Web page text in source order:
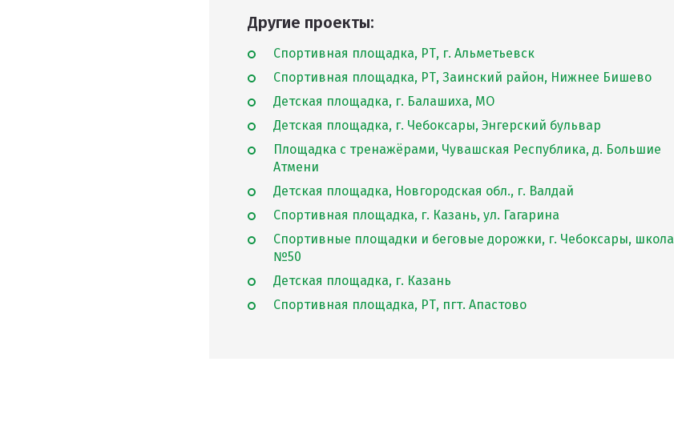
Другие проекты:
Спортивная площадка, РТ, г. Альметьевск
Спортивная площадка, РТ, Заинский район, Нижнее Бишево
Детская площадка, г. Балашиха, МО
Детская площадка, г. Чебоксары, Энгерский бульвар
Площадка с тренажёрами, Чувашская Республика, д. Большие
Атмени
Детская площадка, Новгородская обл., г. Валдай
Спортивная площадка, г. Казань, ул. Гагарина
Спортивные площадки и беговые дорожки, г. Чебоксары, школа
№50
Детская площадка, г. Казань
Спортивная площадка, РТ, пгт. Апастово